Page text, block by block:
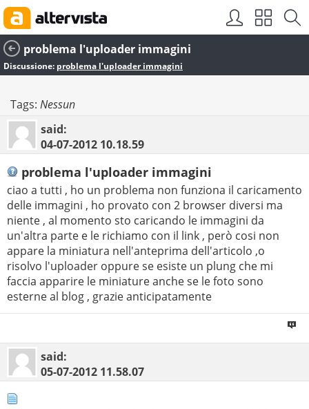
problema l'uploader immagini
Discussione: problema l'uploader immagini
Tags: Nessun
said:
04-07-2012 10.18.59
problema l'uploader immagini
ciao a tutti , ho un problema non funziona il caricamento
delle immagini , ho provato con 2 browser diversi ma
niente , al momento sto caricando le immagini da
un'altra parte e le richiamo con il link , però cosi non
appare la miniatura nell'anteprima dell'articolo ,o
risolvo l'uploader oppure se esiste un plung che mi
faccia apparire le miniature anche se le foto sono
esterne al blog , grazie anticipatamente
said:
05-07-2012 11.58.07